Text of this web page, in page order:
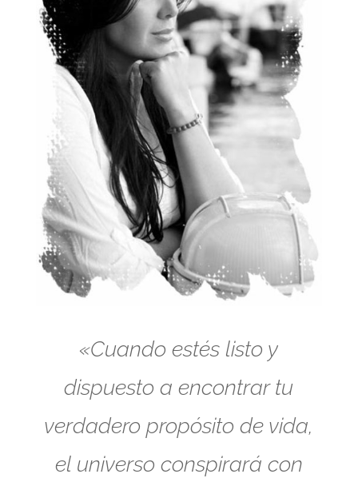
«Cuando estés listo y
dispuesto a encontrar tu
verdadero propósito de vida,
el universo conspirará con